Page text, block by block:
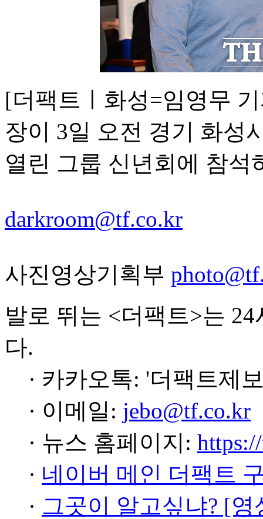
[더팩트ㅣ화성=임영무
장이 3일 오전 경기 화성
열린 그룹 신년회에 참석
darkroom@tf.co.kr
사진영상기획부
발로 뛰는 <더팩트>는
다.
· 카카오톡: '더팩트제
· 이메일: jebo@tf.co.kr
· 뉴스 홈페이지:
· 네이버 메인 더팩트
· 그곳이 알고싶냐? [